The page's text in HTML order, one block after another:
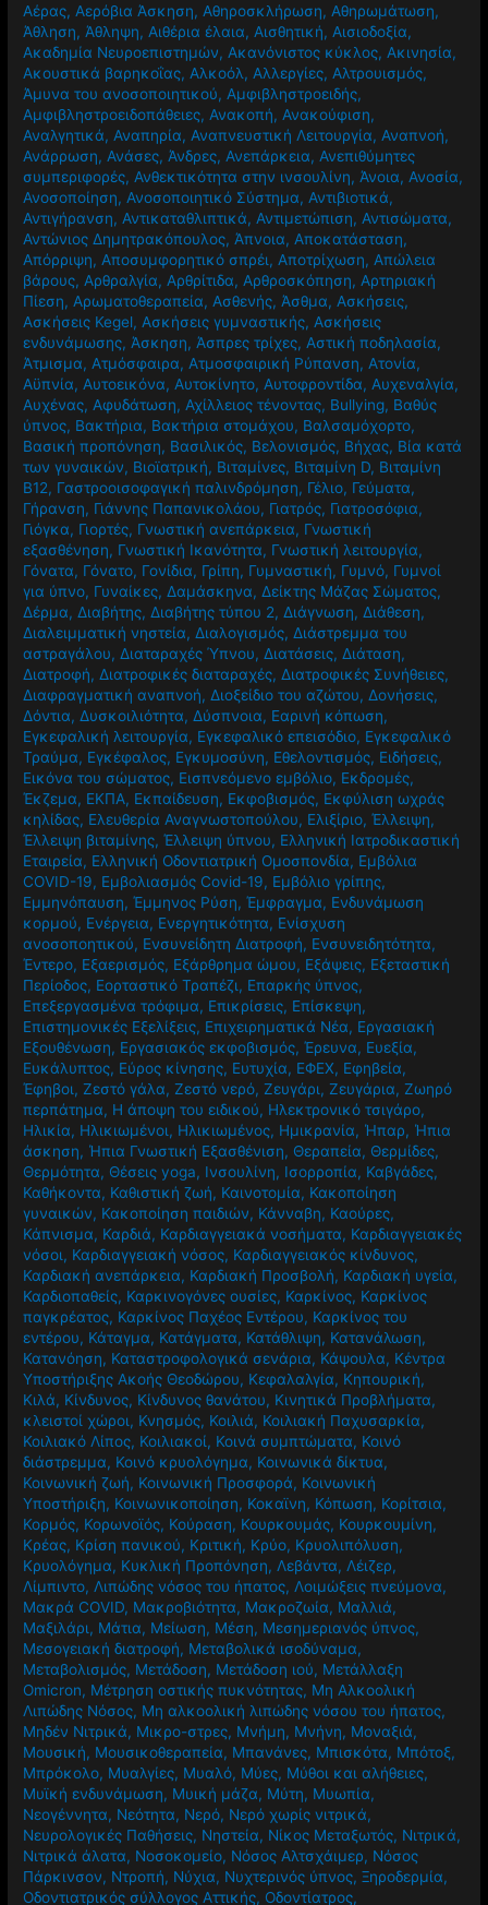
Αέρας, Αερόβια Άσκηση, Αθηροσκλήρωση, Αθηρωμάτωση,
Άθληση, Άθληψη, Αιθέρια έλαια, Αισθητική, Αισιοδοξία,
Ακαδημία Νευροεπιστημών, Ακανόνιστος κύκλος, Ακινησία,
Ακουστικά βαρηκοΐας, Αλκοόλ, Αλλεργίες, Αλτρουισμός,
Άμυνα του ανοσοποιητικού, Αμφιβληστροειδής,
Αμφιβληστροειδοπάθειες, Ανακοπή, Ανακούφιση,
Αναλγητικά, Αναπηρία, Αναπνευστική Λειτουργία, Αναπνοή,
Ανάρρωση, Ανάσες, Άνδρες, Ανεπάρκεια, Ανεπιθύμητες
συμπεριφορές, Ανθεκτικότητα στην ινσουλίνη, Άνοια, Ανοσία,
Ανοσοποίηση, Ανοσοποιητικό Σύστημα, Αντιβιοτικά,
Αντιγήρανση, Αντικαταθλιπτικά, Αντιμετώπιση, Αντισώματα,
Αντώνιος Δημητρακόπουλος, Άπνοια, Αποκατάσταση,
Απόρριψη, Αποσυμφορητικό σπρέι, Αποτρίχωση, Απώλεια
βάρους, Αρθραλγία, Αρθρίτιδα, Αρθροσκόπηση, Αρτηριακή
Πίεση, Αρωματοθεραπεία, Ασθενής, Άσθμα, Ασκήσεις,
Ασκήσεις Kegel, Ασκήσεις γυμναστικής, Ασκήσεις
ενδυνάμωσης, Άσκηση, Άσπρες τρίχες, Αστική ποδηλασία,
Άτμισμα, Ατμόσφαιρα, Ατμοσφαιρική Ρύπανση, Ατονία,
Αϋπνία, Αυτοεικόνα, Αυτοκίνητο, Αυτοφροντίδα, Αυχεναλγία,
Αυχένας, Αφυδάτωση, Αχίλλειος τένοντας, Βullying, Βαθύς
ύπνος, Βακτήρια, Βακτήρια στομάχου, Βαλσαμόχορτο,
Βασική προπόνηση, Βασιλικός, Βελονισμός, Βήχας, Βία κατά
των γυναικών, Βιοϊατρική, Βιταμίνες, Βιταμίνη D, Βιταμίνη
Β12, Γαστροοισοφαγική παλινδρόμηση, Γέλιο, Γεύματα,
Γήρανση, Γιάννης Παπανικολάου, Γιατρός, Γιατροσόφια,
Γιόγκα, Γιορτές, Γνωστική ανεπάρκεια, Γνωστική
εξασθένηση, Γνωστική Ικανότητα, Γνωστική λειτουργία,
Γόνατα, Γόνατο, Γονίδια, Γρίπη, Γυμναστική, Γυμνό, Γυμνοί
για ύπνο, Γυναίκες, Δαμάσκηνα, Δείκτης Μάζας Σώματος,
Δέρμα, Διαβήτης, Διαβήτης τύπου 2, Διάγνωση, Διάθεση,
Διαλειμματική νηστεία, Διαλογισμός, Διάστρεμμα του
αστραγάλου, Διαταραχές Ύπνου, Διατάσεις, Διάταση,
Διατροφή, Διατροφικές διαταραχές, Διατροφικές Συνήθειες,
Διαφραγματική αναπνοή, Διοξείδιο του αζώτου, Δονήσεις,
Δόντια, Δυσκοιλιότητα, Δύσπνοια, Εαρινή κόπωση,
Εγκεφαλική λειτουργία, Εγκεφαλικό επεισόδιο, Εγκεφαλικό
Τραύμα, Εγκέφαλος, Εγκυμοσύνη, Εθελοντισμός, Ειδήσεις,
Εικόνα του σώματος, Εισπνεόμενο εμβόλιο, Εκδρομές,
Έκζεμα, ΕΚΠΑ, Εκπαίδευση, Εκφοβισμός, Εκφύλιση ωχράς
κηλίδας, Ελευθερία Αναγνωστοπούλου, Ελιξίριο,Έλλειψη,
Έλλειψη βιταμίνης,Έλλειψη ύπνου, Ελληνική Ιατροδικαστική
Εταιρεία, Ελληνική Οδοντιατρική Ομοσπονδία, Εμβόλια
COVID-19, Εμβολιασμός Covid-19, Εμβόλιο γρίπης,
Εμμηνόπαυση,Έμμηνος Ρύση,Έμφραγμα, Ενδυνάμωση
κορμού, Ενέργεια, Ενεργητικότητα, Ενίσχυση
ανοσοποητικού, Ενσυνείδητη Διατροφή, Ενσυνειδητότητα,
Έντερο, Εξαερισμός, Εξάρθρημα ώμου, Εξάψεις, Εξεταστική
Περίοδος, Εορταστικό Τραπέζι, Επαρκής ύπνος,
Επεξεργασμένα τρόφιμα, Επικρίσεις, Επίσκεψη,
Επιστημονικές Εξελίξεις, Επιχειρηματικά Νέα, Εργασιακή
Εξουθένωση, Εργασιακός εκφοβισμός,Έρευνα, Ευεξία,
Ευκάλυπτος, Εύρος κίνησης, Ευτυχία, ΕΦΕΧ, Εφηβεία,
Έφηβοι,Ζεστό γάλα,Ζεστό νερό,Ζευγάρι,Ζευγάρια,Ζωηρό
περπάτημα, Η άποψη του ειδικού, Ηλεκτρονικό τσιγάρο,
Ηλικία, Ηλικιωμένοι, Ηλικιωμένος, Ημικρανία, Ήπαρ, Ήπια
άσκηση, Ήπια Γνωστική Εξασθένιση, Θεραπεία, Θερμίδες,
Θερμότητα, Θέσεις yoga, Ινσουλίνη, Ισορροπία, Καβγάδες,
Καθήκοντα, Καθιστική ζωή, Καινοτομία, Κακοποίηση
γυναικών, Κακοποίηση παιδιών, Κάνναβη, Καούρες,
Κάπνισμα, Καρδιά, Καρδιαγγειακά νοσήματα, Καρδιαγγειακές
νόσοι, Καρδιαγγειακή νόσος, Καρδιαγγειακός κίνδυνος,
Καρδιακή ανεπάρκεια, Καρδιακή Προσβολή, Καρδιακή υγεία,
Καρδιοπαθείς, Καρκινογόνες ουσίες, Καρκίνος, Καρκίνος
παγκρέατος, Καρκίνος Παχέος Εντέρου, Καρκίνος του
εντέρου, Κάταγμα, Κατάγματα, Κατάθλιψη, Κατανάλωση,
Κατανόηση, Καταστροφολογικά σενάρια, Κάψουλα, Κέντρα
Υποστήριξης Ακοής Θεοδώρου, Κεφαλαλγία, Κηπουρική,
Κιλά, Κίνδυνος, Κίνδυνος θανάτου, Κινητικά Προβλήματα,
κλειστοί χώροι, Κνησμός, Κοιλιά, Κοιλιακή Παχυσαρκία,
Κοιλιακό Λίπος, Κοιλιακοί, Κοινά συμπτώματα, Κοινό
διάστρεμμα, Κοινό κρυολόγημα, Κοινωνικά δίκτυα,
Κοινωνική ζωή, Κοινωνική Προσφορά, Κοινωνική
Υποστήριξη, Κοινωνικοποίηση, Κοκαϊνη, Κόπωση, Κορίτσια,
Κορμός, Κορωνοϊός, Κούραση, Κουρκουμάς, Κουρκουμίνη,
Κρέας, Κρίση πανικού, Κριτική, Κρύο, Κρυολιπόλυση,
Κρυολόγημα, Κυκλική Προπόνηση, Λεβάντα, Λέιζερ,
Λίμπιντο, Λιπώδης νόσος του ήπατος, Λοιμώξεις πνεύμονα,
Μακρά COVID, Μακροβιότητα, Μακροζωία, Μαλλιά,
Μαξιλάρι, Μάτια, Μείωση, Μέση, Μεσημεριανός ύπνος,
Μεσογειακή διατροφή, Μεταβολικά ισοδύναμα,
Μεταβολισμός, Μετάδοση, Μετάδοση ιού, Μετάλλαξη
Omicron, Μέτρηση οστικής πυκνότητας, Μη Αλκοολική
Λιπώδης Νόσος, Μη αλκοολική λιπώδης νόσου του ήπατος,
Μηδέν Νιτρικά, Μικρο-στρες, Μνήμη, Μνήνη, Μοναξιά,
Μουσική, Μουσικοθεραπεία, Μπανάνες, Μπισκότα, Μπότοξ,
Μπρόκολο, Μυαλγίες, Μυαλό, Μύες, Μύθοι και αλήθειες,
Μυϊκή ενδυνάμωση, Μυική μάζα, Μύτη, Μυωπία,
Νεογέννητα, Νεότητα, Νερό, Νερό χωρίς νιτρικά,
Νευρολογικές Παθήσεις, Νηστεία, Νίκος Μεταξωτός, Νιτρικά,
Νιτρικά άλατα, Νοσοκομείο, Νόσος Αλτσχάιμερ, Νόσος
Πάρκινσον, Ντροπή, Νύχια, Νυχτερινός ύπνος,Ξηροδερμία,
Οδοντιατρικός σύλλογος Αττικής, Οδοντίατρος,